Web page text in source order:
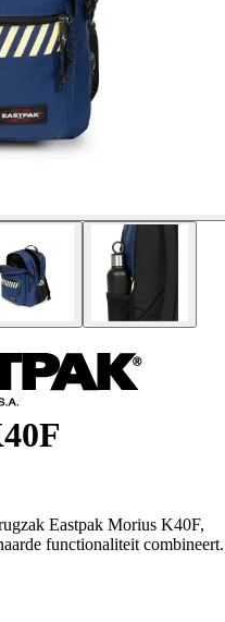
Eastpak Morius K40F,
functionaliteit combineert.